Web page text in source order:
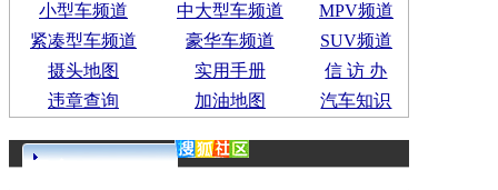
小型车频道
中大型车频道
MPV频道
紧凑型车频道
豪华车频道
SUV频道
摄头地图
实用手册
信 访 办
违章查询
加油地图 汽车知识